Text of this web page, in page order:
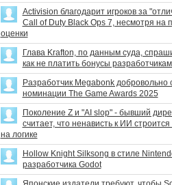
Activision благодарит игроков за
Call of Duty Black Ops 7, несмотря на
оценки
Глава Krafton, по данным суда,
как не платить бонусы
Разработчик Megabonk добровольно
номинации The Game Awards 2025
Поколение Z и "AI slop" - бывший
считает, что ненависть к ИИ
на логике
Hollow Knight Silksong в стиле
разработчика Godot